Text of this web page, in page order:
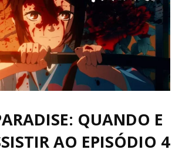
QUANDO E
AO EPISÓDIO 4